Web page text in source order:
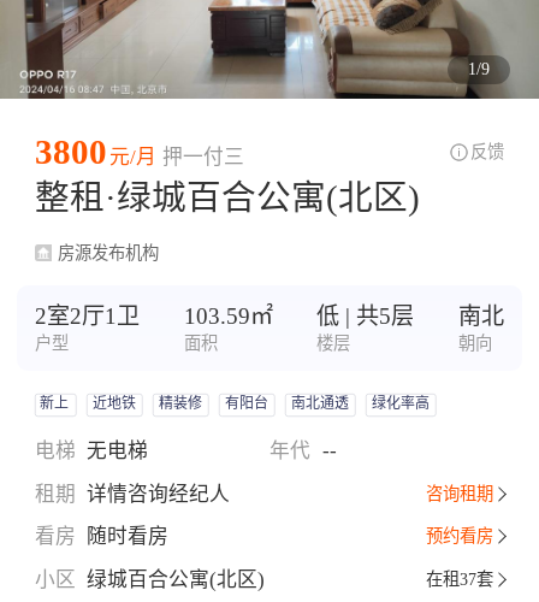
1/9
3800 元/月 押一付三 反馈
整租·绿城百合公寓(北区)
房源发布机构
2室2厅1卫
户型
103.59㎡
面积
低 | 共5层
楼层
南北
朝向
新上 近地铁 精装修 有阳台 南北通透 绿化率高
电梯 无电梯 年代 --
租期 详情咨询经纪人 咨询租期
看房 随时看房 预约看房
小区 绿城百合公寓(北区) 在租37套